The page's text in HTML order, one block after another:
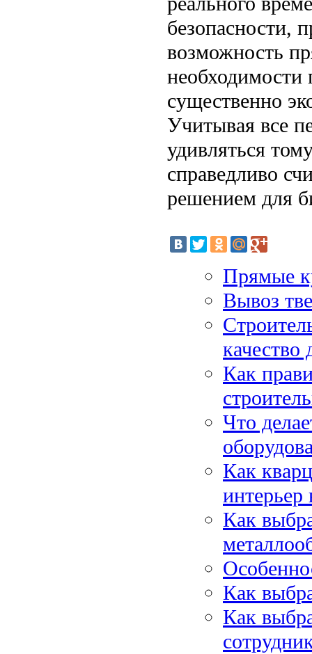
безопасности,
возможность
необходимости
существенно
Учитывая все
удивляться
справедливо
решением для
Прямые
Вывоз
качество
Как
Что
Как
Как
Как
Как